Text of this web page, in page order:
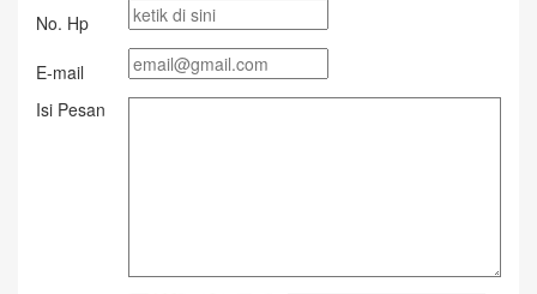
No. Hp
E-mail
Isi Pesan